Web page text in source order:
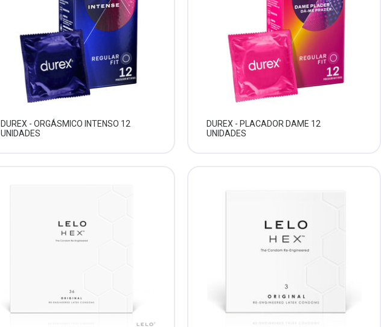
DUREX - ORGÁSMICO INTENSO 12
UNIDADES
DUREX - PLACADOR DAME 12
UNIDADES